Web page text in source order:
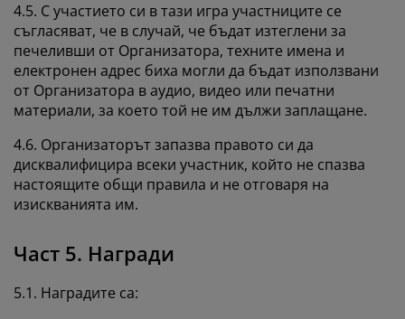
4.5. С участието си в тази игра участниците се
съгласяват, че в случай, че бъдат изтеглени за
печеливши от Организатора, техните имена и
електронен адрес биха могли да бъдат използвани
от Организатора в аудио, видео или печатни
материали, за което той не им дължи заплащане.
4.6. Организаторът запазва правото си да
дисквалифицира всеки участник, който не спазва
настоящите общи правила и не отговаря на
изискванията им.
Част 5. Награди
5.1. Наградите са: